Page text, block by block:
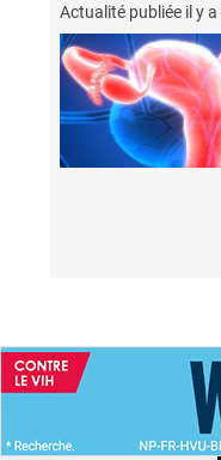
Actualité publiée il y a